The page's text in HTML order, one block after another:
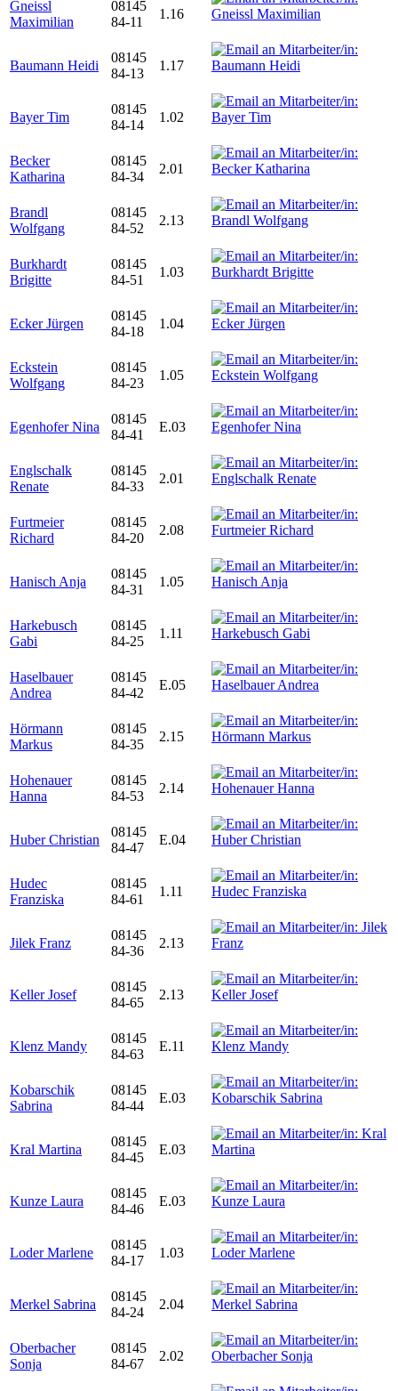
Gneissl
Maximilian
08145
84-11
1.16
Baumann Heidi
08145
84-13
1.17
Bayer Tim
08145
84-14
1.02
Becker
Katharina
08145
84-34
2.01
Brandl
Wolfgang
08145
84-52
2.13
Burkhardt
Brigitte
08145
84-51
1.03
Ecker Jürgen
08145
84-18
1.04
Eckstein
Wolfgang
08145
84-23
1.05
Egenhofer Nina
08145
84-41
E.03
Englschalk
Renate
08145
84-33
2.01
Furtmeier
Richard
08145
84-20
2.08
Hanisch Anja
08145
84-31
1.05
Harkebusch
Gabi
08145
84-25
1.11
Haselbauer
Andrea
08145
84-42
E.05
Hörmann
Markus
08145
84-35
2.15
Hohenauer
Hanna
08145
84-53
2.14
Huber Christian
08145
84-47
E.04
Hudec
Franziska
08145
84-61
1.11
Jilek Franz
08145
84-36
2.13
Keller Josef
08145
84-65
2.13
Klenz Mandy
08145
84-63
E.11
Kobarschik
Sabrina
08145
84-44
E.03
Kral Martina
08145
84-45
E.03
Kunze Laura
08145
84-46
E.03
Loder Marlene
08145
84-17
1.03
Merkel Sabrina
08145
84-24
2.04
Oberbacher
Sonja
08145
84-67
2.02